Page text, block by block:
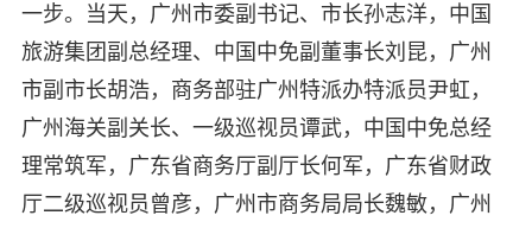
一步。当天，广州市委副书记、市长孙志洋，中国
旅游集团副总经理、中国中免副董事长刘昆，广州
市副市长胡浩，商务部驻广州特派办特派员尹虹，
广州海关副关长、一级巡视员谭武，中国中免总经
理常筑军，广东省商务厅副厅长何军，广东省财政
厅二级巡视员曾彦，广州市商务局局长魏敏，广州